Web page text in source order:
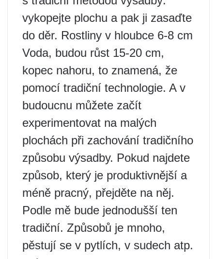
vykopejte plochu a pak ji zasaďte
do děr. Rostliny v hloubce 6-8 cm
Voda, budou růst 15-20 cm,
kopec nahoru, to znamená, že
pomocí tradiční technologie. A v
budoucnu můžete začít
experimentovat na malých
plochách při zachování tradičního
způsobu výsadby. Pokud najdete
způsob, který je produktivnější a
méně pracný, přejděte na něj.
Podle mě bude jednodušší ten
tradiční. Způsobů je mnoho,
pěstují se v pytlích, v sudech atp.